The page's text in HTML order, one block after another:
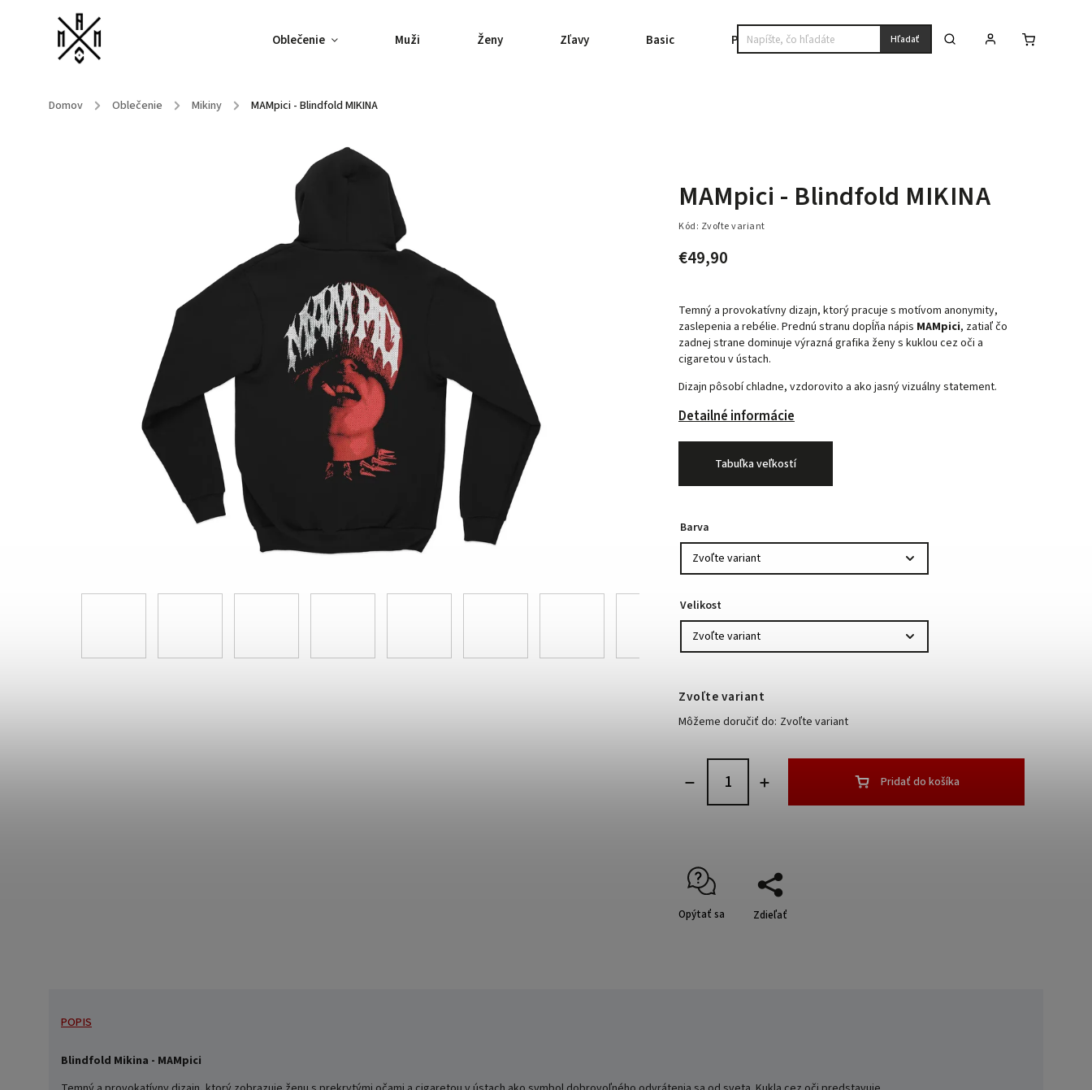
Hľadať
Oblečenie Muži Ženy Zľavy Basic Premium
Domov / Oblečenie / Mikiny / MAMpici - Blindfold MIKINA
MAMpici - Blindfold MIKINA
Kód: Zvoľte variant
€49,90
Temný a provokatívny dizajn, ktorý pracuje s motívom anonymity,
zaslepenia a rebélie. Prednú stranu dopĺňa nápis MAMpici, zatiaľ čo
zadnej strane dominuje výrazná grafika ženy s kuklou cez oči a
cigaretou v ústach.
Dizajn pôsobí chladne, vzdorovito a ako jasný vizuálny statement.
Detailné informácie
Tabuľka veľkostí
Barva
Velikost
Zvoľte variant
Môžeme doručiť do: Zvoľte variant
Pridať do košíka
Opýtať sa Zdieľať
POPIS
Blindfold Mikina - MAMpici